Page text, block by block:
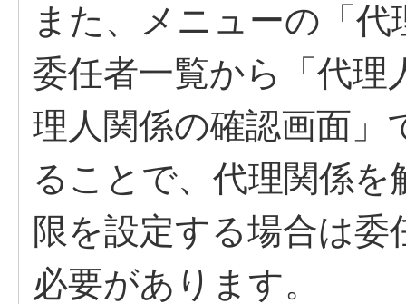
また、メニューの「
委任者一覧から「代理
理人関係の確認画面」
ることで、代理関係
限を設定する場合は
必要があります。